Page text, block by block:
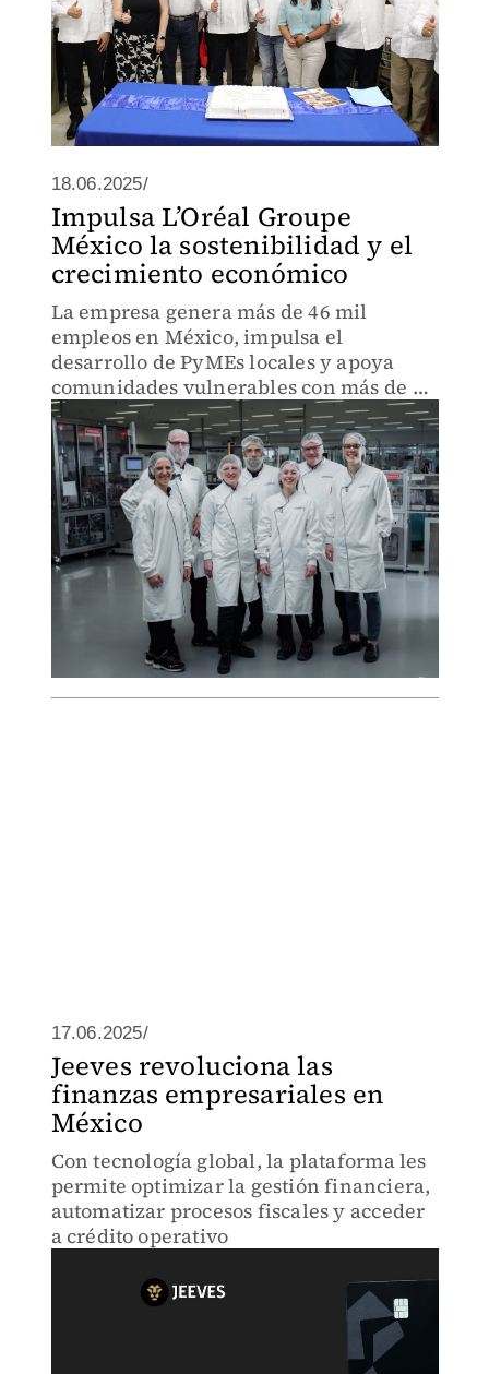
18.06.2025/
Impulsa L’Oréal Groupe
México la sostenibilidad y el
crecimiento económico
La empresa genera más de 46 mil
empleos en México, impulsa el
desarrollo de PyMEs locales y apoya
comunidades vulnerables con más de 26
millones de pesos
17.06.2025/
Jeeves revoluciona las
finanzas empresariales en
México
Con tecnología global, la plataforma les
permite optimizar la gestión financiera,
automatizar procesos fiscales y acceder
a crédito operativo